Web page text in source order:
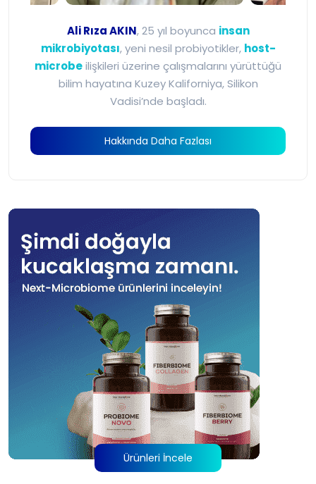
Ali Rıza Akın -
Ali Rıza AKIN, 25 yıl boyunca insan
mikrobiyotası, yeni nesil probiyotikler, host-
microbeilişkileri üzerine çalışmalarını yürüttüğü
bilim hayatına Kuzey Kaliforniya, Silikon
Vadisi’nde başladı.
Hakkında Daha Fazlası
Ürünleri İncele